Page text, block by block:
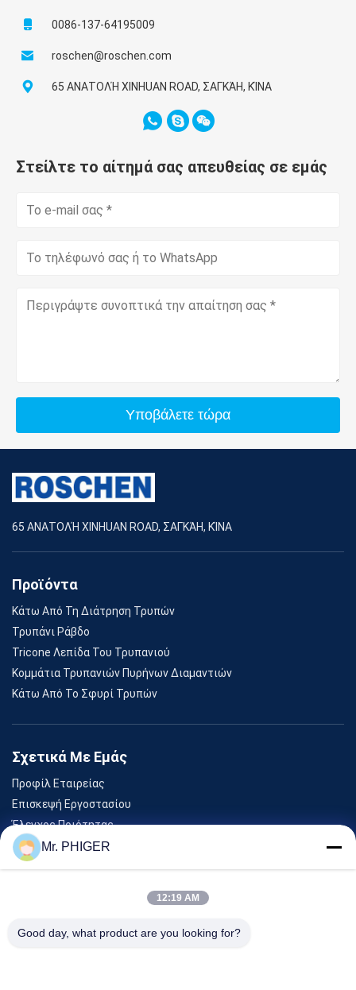
0086-137-64195009
roschen@roschen.com
65 ΑΝΑΤΟΛΉ XINHUAN ROAD, ΣΑΓΚΆΗ, ΚΊΝΑ
Στείλτε το αίτημά σας απευθείας σε εμάς
Υποβάλετε τώρα
65 ΑΝΑΤΟΛΉ XINHUAN ROAD, ΣΑΓΚΆΗ, ΚΊΝΑ
Προϊόντα
Κάτω Από Τη Διάτρηση Τρυπών
Τρυπάνι Ράβδο
Tricone Λεπίδα Του Τρυπανιού
Κομμάτια Τρυπανιών Πυρήνων Διαμαντιών
Κάτω Από Το Σφυρί Τρυπών
Σχετικά Με Εμάς
Προφίλ Εταιρείας
Επισκεψή Εργοστασίου
Έλεγχος Ποιότητας
Sitemap
Εκδηλώσεις
Mr. PHIGER
12:19 AM
Good day, what product are you looking for?